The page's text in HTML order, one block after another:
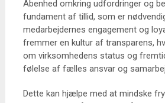
Åbenhed omkring udfordringer og
fundament af tillid, som er
medarbejdernes engagement og
fremmer en kultur af transparens,
om virksomhedens status og
følelse af fælles ansvar og
Dette kan hjælpe med at mindske